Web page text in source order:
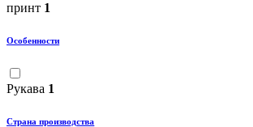
принт 1
Особенности
Рукава 1
Страна производства